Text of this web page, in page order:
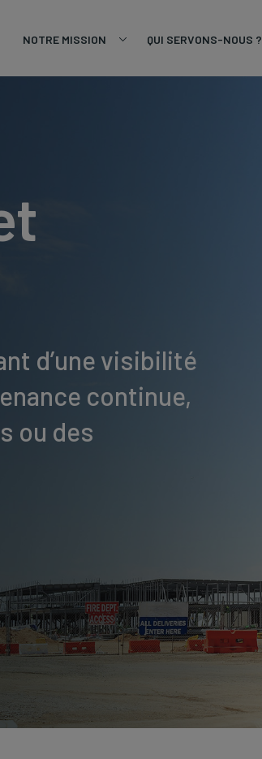
NOTRE MISSION QUI SERVONS-NOUS ?
d’une visibilité
continue,
ou des